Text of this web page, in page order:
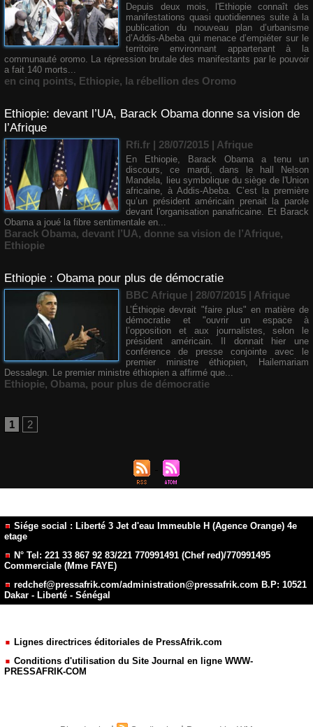
Depuis deux mois, l'Ethiopie connaît des
manifestations quasi quotidiennes suite à la
publication du nouveau plan d’urbanisme
d’Addis-Abeba qui menace d’empiéter sur le
territoire environnant appartenant à la
communauté oromo. La répression brutale des manifestants par le pouvoir
a fait 140 morts...
en cinq points, Ethiopie, la rébellion des Oromo
Ethiopie: devant l’UA, Barack Obama donne sa vision de
l’Afrique
Rfi.fr | 28/07/2015 | Afrique
En Ethiopie, Barack Obama a tenu un
discours, ce mardi, dans le hall Nelson
Mandela, lieu symbolique du siège de l'Union
africaine, à Addis-Abeba. C’est la première
qu’un président américain prenait la parole
devant l'organisation panafricaine. Et Barack
Obama a joué la fibre sentimentale en...
Barack Obama, devant l’UA, donne sa vision de l’Afrique,
Ethiopie
Ethiopie : Obama pour plus de démocratie
BBC Afrique | 28/07/2015 | Afrique
L’Éthiopie devrait "faire plus" en matière de
démocratie et "ouvrir un espace à
l’opposition et aux journalistes, selon le
président américain. Il donnait hier une
conférence de presse conjointe avec le
premier ministre éthiopien, Hailemariam
Dessalegn. Le premier ministre éthiopien a affirmé que...
Ethiopie, Obama, pour plus de démocratie
1 2
Siége social : Liberté 3 Jet d'eau Immeuble H (Agence Orange) 4e
etage
N° Tel: 221 33 867 92 83/221 770991491 (Chef red)/770991495
Commerciale (Mme FAYE)
redchef@pressafrik.com/administration@pressafrik.com B.P: 10521
Dakar - Liberté - Sénégal
Lignes directrices éditoriales de PressAfrik.com
Conditions d'utilisation du Site Journal en ligne WWW-
PRESSAFRIK-COM